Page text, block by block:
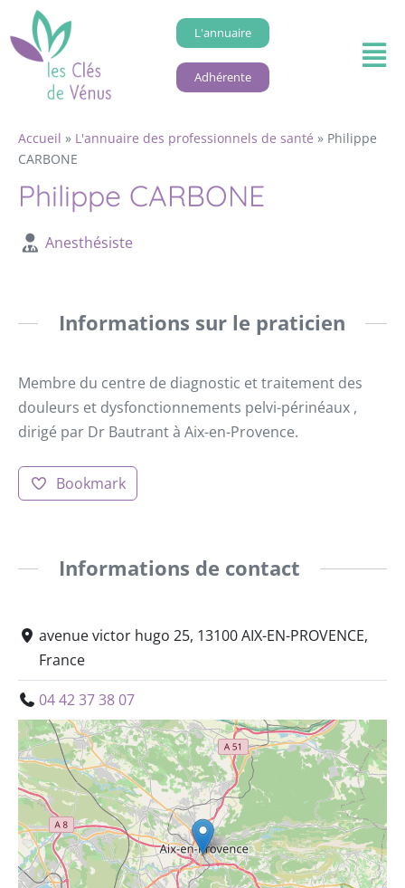
L'annuaire
Adhérente
Accueil » L'annuaire des professionnels de santé » Philippe
CARBONE
Philippe CARBONE
Anesthésiste
Informations sur le praticien
Membre du centre de diagnostic et traitement des
douleurs et dysfonctionnements pelvi-périnéaux ,
dirigé par Dr Bautrant à Aix-en-Provence.
Bookmark
Informations de contact
avenue victor hugo 25, 13100 AIX-EN-PROVENCE,
France
04 42 37 38 07